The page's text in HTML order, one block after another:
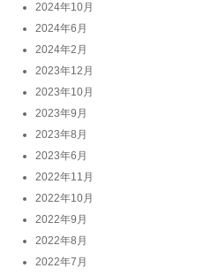
2024年10月
2024年6月
2024年2月
2023年12月
2023年10月
2023年9月
2023年8月
2023年6月
2022年11月
2022年10月
2022年9月
2022年8月
2022年7月